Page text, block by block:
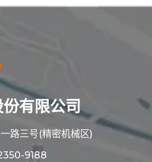
有限公司
路三号(精密机械区)
9188